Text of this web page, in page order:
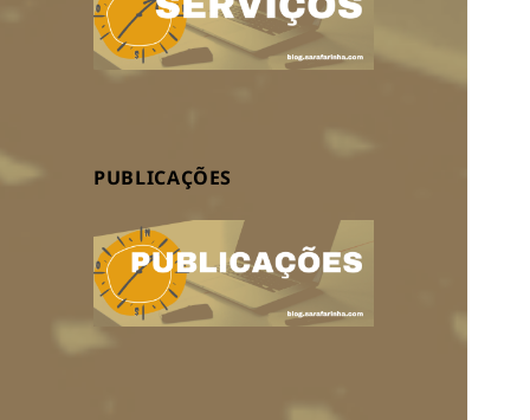
PUBLICAÇÕES